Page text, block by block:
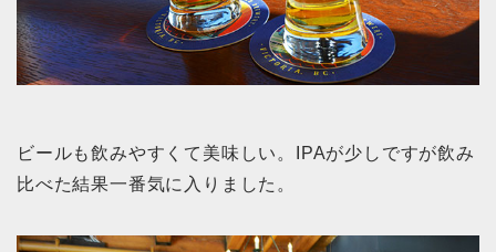
ビールも飲みやすくて美味しい。IPAが少しですが飲み
比べた結果一番気に入りました。